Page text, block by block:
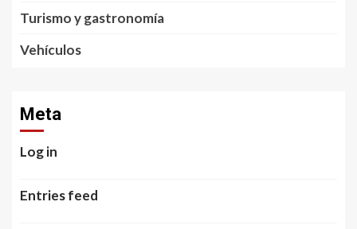
Turismo y gastronomía
Vehículos
Meta
Log in
Entries feed